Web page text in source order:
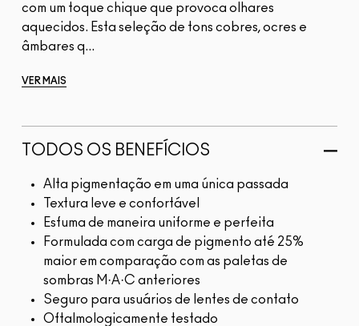
com um toque chique que provoca olhares
aquecidos. Esta seleção de tons cobres, ocres e
âmbares q...
VER MAIS
TODOS OS BENEFÍCIOS
Alta pigmentação em uma única passada
Textura leve e confortável
Esfuma de maneira uniforme e perfeita
Formulada com carga de pigmento até 25%
maior em comparação com as paletas de
sombras M·A·C anteriores
Seguro para usuários de lentes de contato
Oftalmologicamente testado